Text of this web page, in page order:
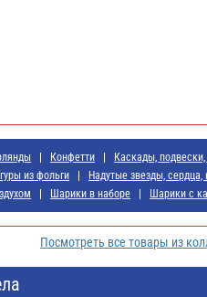
Конфетти Каскады,
из фольги
Надутые звезды, сердца,
Шарики в наборе Шарики с
Посмотреть все товары из